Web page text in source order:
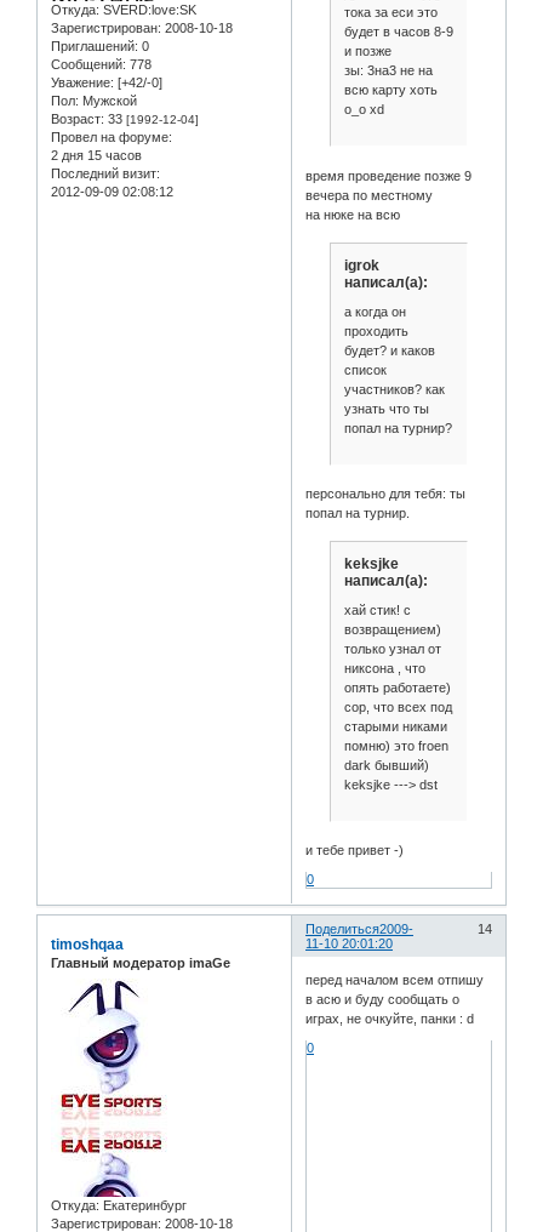
Откуда: SVERD:love:SK
Зарегистрирован: 2008-10-18
Приглашений: 0
Сообщений: 778
Уважение: [+42/-0]
Пол: Мужской
Возраст: 33 [1992-12-04]
Провел на форуме:
2 дня 15 часов
Последний визит:
2012-09-09 02:08:12
тока за еси это
будет в часов 8-9
и позже
зы: 3на3 не на
всю карту хоть
о_о xd
время проведение позже 9
вечера по местному
на нюке на всю
igrok
написал(а):
а когда он
проходить
будет? и каков
список
участников? как
узнать что ты
попал на турнир?
персонально для тебя: ты
попал на турнир.
keksjke
написал(а):
хай стик! с
возвращением)
только узнал от
никсона , что
опять работаете)
сор, что всех под
старыми никами
помню) это froen
dark бывший)
keksjke ---> dst
и тебе привет -)
0
Поделиться 14
2009-
11-10 20:01:20
timoshqaa
Главный модератор imaGe
Откуда: Екатеринбург
Зарегистрирован: 2008-10-18
перед началом всем отпишу
в асю и буду сообщать о
играх, не очкуйте, панки : d
0